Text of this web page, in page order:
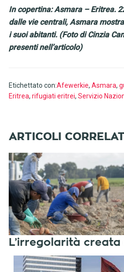
In copertina: Asmara – Eritrea.
dalle vie centrali, Asmara
i suoi abitanti. (Foto di Cinzia
presenti nell’articolo)
Etichettato con:Afewerkie, Asmara,
Eritrea, rifugiati eritrei, Servizio
L’irregolarità